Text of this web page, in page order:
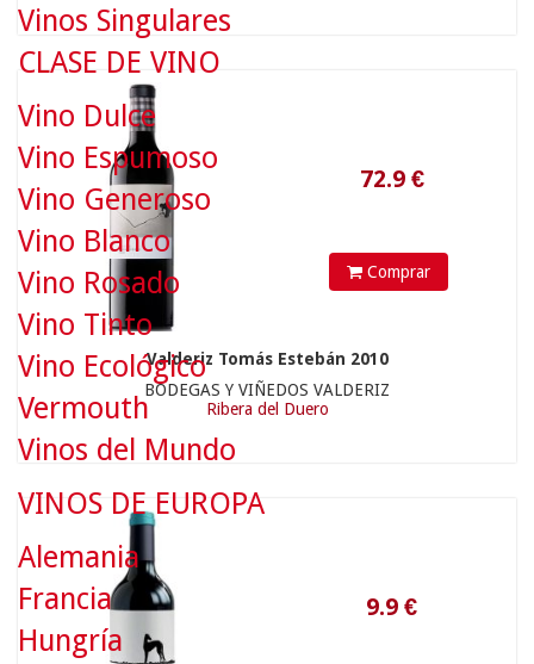
Comprar
Valderiz Tomás Estebán 2010
BODEGAS Y VIÑEDOS VALDERIZ
Ribera del Duero
Vinos Singulares
CLASE DE VINO
Vino Dulce
Vino Espumoso
Vino Generoso
Vino Blanco
Vino Rosado
Vino Tinto
Vino Ecológico
Vermouth
Vinos del Mundo
VINOS DE EUROPA
Alemania
Francia
Hungría